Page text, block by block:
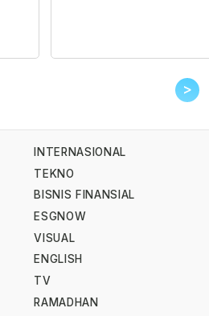
>
INTERNASIONAL
TEKNO
BISNIS FINANSIAL
ESGNOW
VISUAL
ENGLISH
TV
RAMADHAN